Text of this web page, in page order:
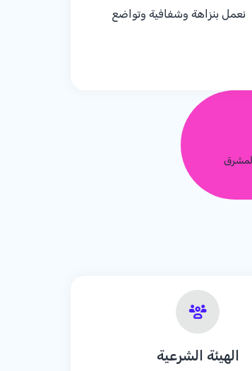
نعمل بنزاهة وشفافية وتواضع
الهيئة الشرعية